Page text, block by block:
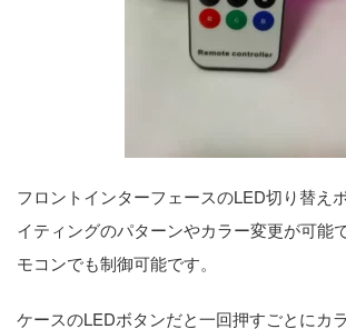
フロントインターフェースのLED切り替え
イティングのパターンやカラー変更が可能
モコンでも制御可能です。
ケースのLEDボタンだと一回押すごとにカ